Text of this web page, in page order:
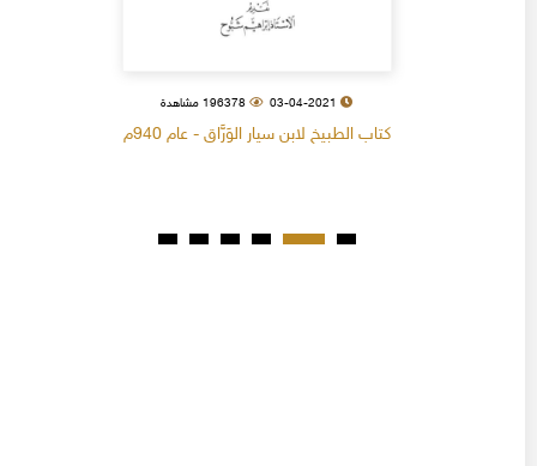
03-04-2021 196378 مشاهدة
كتاب الطبيخ لابن سيار الوَرَّاق - عام 940م